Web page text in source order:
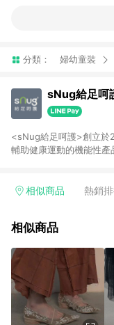
分類： 婦幼童裝
sNug給足呵
<sNug給足呵護>創立於
輔助健康運動的機能性產品。 主機能原料皆進口信譽大
問題的產品，期許帶給大
相似商品 熱銷
相似商品